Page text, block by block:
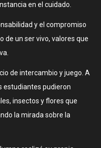
en el cuidado.
y el compromiso
de un ser vivo, valores que
de intercambio y juego. A
estudiantes pudieron
insectos y flores que
la mirada sobre la